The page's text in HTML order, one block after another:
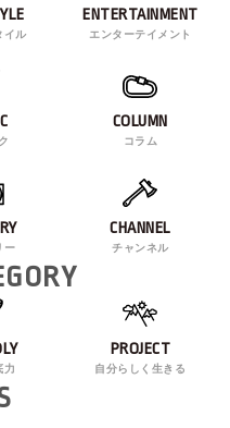
イル
ENTERTAINMENT
エンターテイメント
COLUMN
コラム
ー
CHANNEL
チャンネル
力
PROJECT
自分らしく生きる